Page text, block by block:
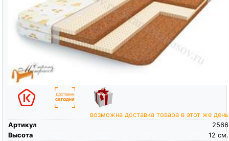
возможна доставка товара в этот же день
Артикул
2566
Высота
см.
12